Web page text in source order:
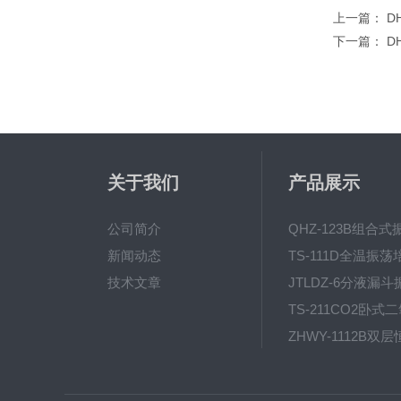
上一篇：
下一篇：
关于我们
公司简介
新闻动态
技术文章
产品展示